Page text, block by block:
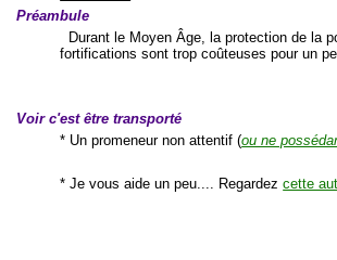
Préambule
Durant le Moyen Âge, la protection de la
fortifications sont trop coûteuses pour un
Voir c'est être transporté
* Un promeneur non attentif (ou ne
* Je vous aide un peu.... Regardezcette